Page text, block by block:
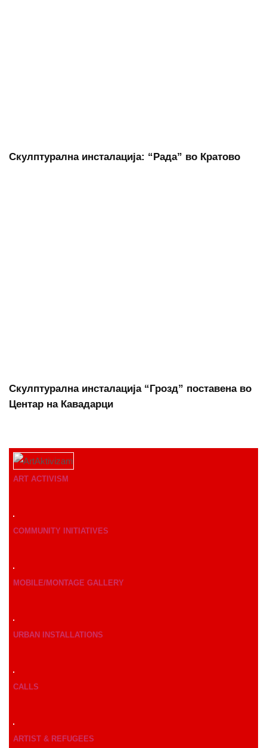
Скулптурална инсталација: “Рада” во Кратово
Скулптурална инсталација “Грозд” поставена во
Центар на Кавадарци
ART ACTIVISM
COMMUNITY INITIATIVES
MOBILE/MONTAGE GALLERY
URBAN INSTALLATIONS
CALLS
ARTIST & REFUGEES